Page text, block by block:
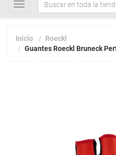
Toggle
navigation
Inicio
Roeckl
Guantes Roeckl Bruneck